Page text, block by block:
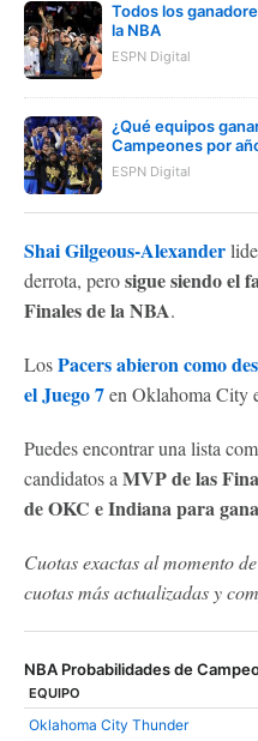
Todos los
la NBA
ESPN Digital
¿Qué equipos
Campeones por
ESPN Digital
Shai Gilgeous-Alexander
derrota, perosigue siendo el
Finales de la NBA.
LosPacers abieron como
el Juego 7en Oklahoma City
Puedes encontrar una lista
candidatos a MVP de las
de OKC e Indiana para
Cuotas exactas al momento
cuotas más actualizadas y
NBA Probabilidades de
EQUIPO
Oklahoma City Thunder